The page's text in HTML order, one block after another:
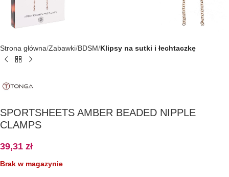
Strona główna Zabawki BDSM Klipsy na sutki i łechtaczkę
SPORTSHEETS AMBER BEADED NIPPLE
CLAMPS
39,31 zł
Brak w magazynie